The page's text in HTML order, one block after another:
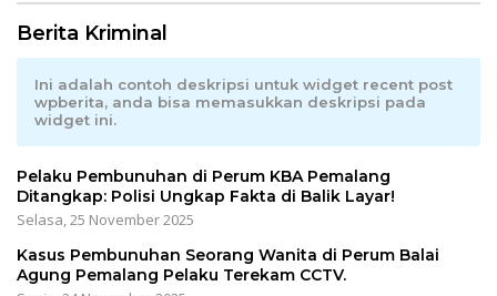
Berita Kriminal
Ini adalah contoh deskripsi untuk widget recent post
wpberita, anda bisa memasukkan deskripsi pada
widget ini.
Pelaku Pembunuhan di Perum KBA Pemalang
Ditangkap: Polisi Ungkap Fakta di Balik Layar!
Selasa, 25 November 2025
Kasus Pembunuhan Seorang Wanita di Perum Balai
Agung Pemalang Pelaku Terekam CCTV.